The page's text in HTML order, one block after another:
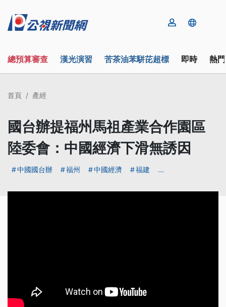
總預算審查 漢光演習 苦茶油苯駢芘超標 即時 熱
首頁 產經
國台辦提福州馬祖產業合作園區
陸委會：中國經濟下滑無誘因
中國國台辦 福州 中國經濟 福建 ...